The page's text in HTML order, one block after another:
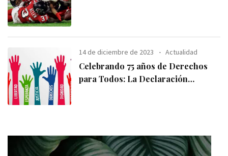
14 de diciembre de 2023 Actualidad
Celebrando 75 años de Derechos
para Todos: La Declaración